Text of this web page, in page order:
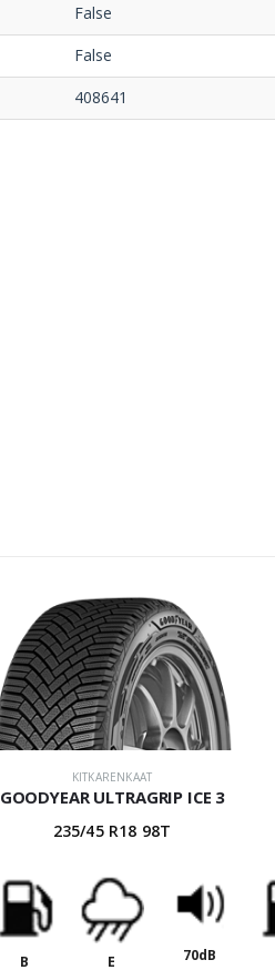
False
False
408641
KITKARENKAAT
GOODYEAR ULTRAGRIP ICE 3
235/45 R18 98T
B E 70dB